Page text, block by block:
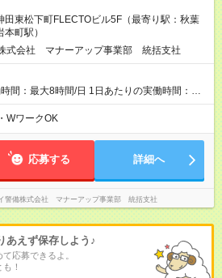
田東松下町FLECTOビル5F（最寄り駅：秋葉
町駅）
式会社 マナーアップ事業部 統括支社
間：最大8時間/日 1日あたりの実働時間：８
００～１７：００
） ・０９：００～１８：００（休憩１時間あ
：００でお仕事をしてもらいます
WワークOK
応募する 詳細へ
警備株式会社 マナーアップ事業部 統括支社
あえず保存しよう♪
応募できるよ。
！